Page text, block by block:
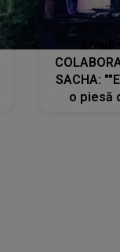
SACHA:
o piesă